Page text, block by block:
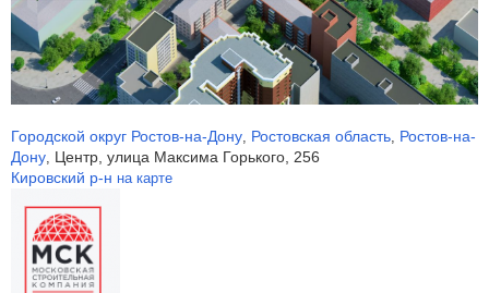
Городской округ Ростов-на-Дону, Ростовская область, Ростов-на-
Дону, Центр, улица Максима Горького, 256
Кировский р-н на карте